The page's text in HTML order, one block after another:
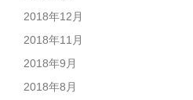
2018年12月
2018年11月
2018年9月
2018年8月